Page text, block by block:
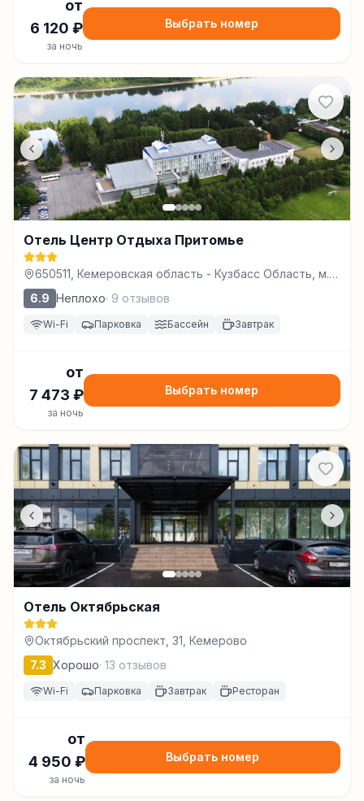
от
6 120 ₽
за ночь
Выбрать номер
Отель Центр Отдыха Притомье
650511, Кемеровская область - Кузбасс Область, м.о.
Кемеровский, с Березово, тер. Притомье, зд. 1,
Кемерово
6.9 Неплохо· 9 отзывов
Wi-Fi Парковка Бассейн Завтрак
от
7 473 ₽
за ночь
Выбрать номер
Отель Октябрьская
Октябрьский проспект, 31, Кемерово
7.3 Хорошо· 13 отзывов
Wi-Fi Парковка Завтрак Ресторан
от
4 950 ₽
за ночь
Выбрать номер